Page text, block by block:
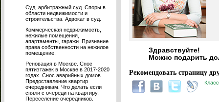
Суд, арбитражный суд. Споры в
области недвижимости и
строительства. Адвокат в суд.
Коммерческая недвижимость,
нежилые помещения,
апартаменты, гаражи. Признание
права собственности на нежилое
помещение.
Реновация в Москве. Снос
пятиэтажек в Москве в 2017-2020
годах. Снос аварийных домов.
Предоставление квартир
очередникам. Что делать если
сняли с очереди на квартиру.
Переселение очередников.
Здравствуйте!
Можно подарить
Рекомендовать страницу